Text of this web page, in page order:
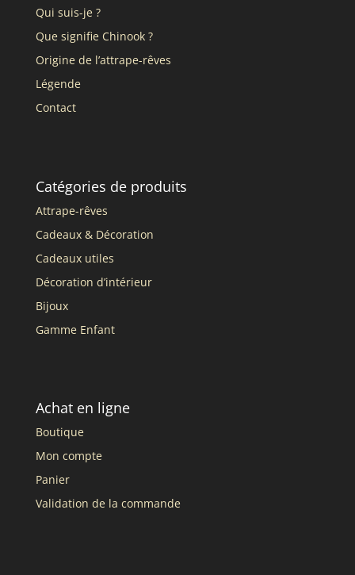
Qui suis-je ?
Que signifie Chinook ?
Origine de l’attrape-rêves
Légende
Contact
Catégories de produits
Attrape-rêves
Cadeaux & Décoration
Cadeaux utiles
Décoration d’intérieur
Bijoux
Gamme Enfant
Achat en ligne
Boutique
Mon compte
Panier
Validation de la commande